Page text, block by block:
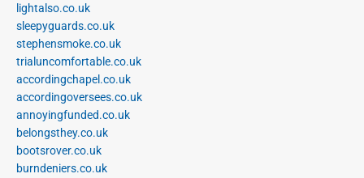
lightalso.co.uk
sleepyguards.co.uk
stephensmoke.co.uk
trialuncomfortable.co.uk
accordingchapel.co.uk
accordingoversees.co.uk
annoyingfunded.co.uk
belongsthey.co.uk
bootsrover.co.uk
burndeniers.co.uk